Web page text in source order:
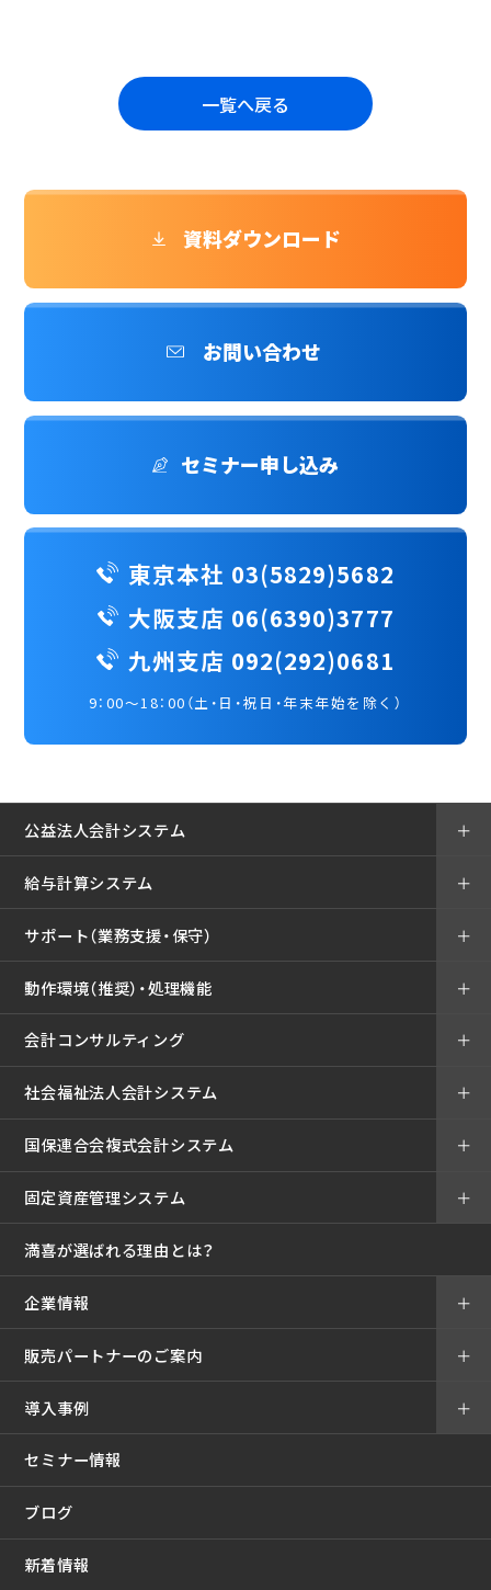
一覧へ戻る
資料ダウンロード
お問い合わせ
セミナー申し込み
東京本社 03(5829)5682
大阪支店 06(6390)3777
九州支店 092(292)0681
9：00～18：00（土・日・祝日・年末年始を除く）
公益法人会計システム ＋
給与計算システム ＋
サポート（業務支援・保守） ＋
動作環境（推奨）・処理機能 ＋
会計コンサルティング ＋
社会福祉法人会計システム ＋
国保連合会複式会計システム ＋
固定資産管理システム ＋
満喜が選ばれる理由とは？
企業情報 ＋
販売パートナーのご案内 ＋
導入事例
セミナー情報
＋
ブログ
新着情報